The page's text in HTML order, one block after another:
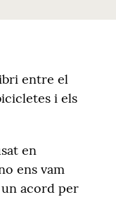
entre el
i els
en
ens vam
acord per